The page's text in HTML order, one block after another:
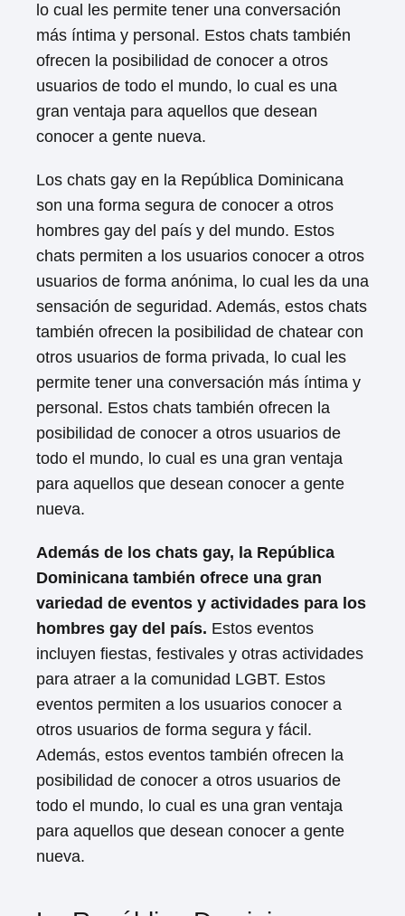
lo cual les permite tener una conversación
más íntima y personal. Estos chats también
ofrecen la posibilidad de conocer a otros
usuarios de todo el mundo, lo cual es una
gran ventaja para aquellos que desean
conocer a gente nueva.
Los chats gay en la República Dominicana
son una forma segura de conocer a otros
hombres gay del país y del mundo. Estos
chats permiten a los usuarios conocer a otros
usuarios de forma anónima, lo cual les da una
sensación de seguridad. Además, estos chats
también ofrecen la posibilidad de chatear con
otros usuarios de forma privada, lo cual les
permite tener una conversación más íntima y
personal. Estos chats también ofrecen la
posibilidad de conocer a otros usuarios de
todo el mundo, lo cual es una gran ventaja
para aquellos que desean conocer a gente
nueva.
Además de los chats gay, la República
Dominicana también ofrece una gran
variedad de eventos y actividades para los
hombres gay del país. Estos eventos
incluyen fiestas, festivales y otras actividades
para atraer a la comunidad LGBT. Estos
eventos permiten a los usuarios conocer a
otros usuarios de forma segura y fácil.
Además, estos eventos también ofrecen la
posibilidad de conocer a otros usuarios de
todo el mundo, lo cual es una gran ventaja
para aquellos que desean conocer a gente
nueva.